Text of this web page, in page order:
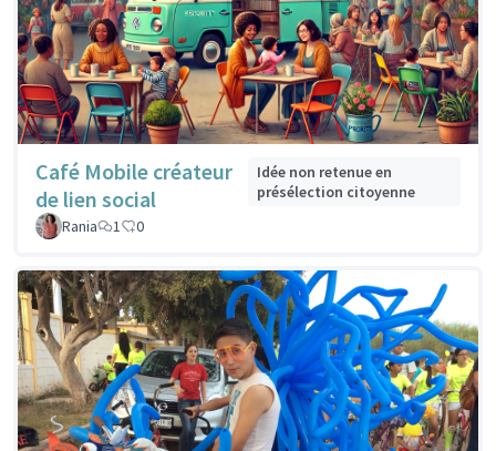
Café Mobile créateur
de lien social
Idée non retenue en
présélection citoyenne
Rania
1 0